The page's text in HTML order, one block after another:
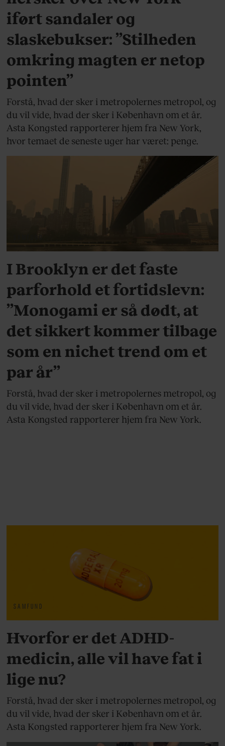
iført sandaler og
slaskebukser: ”Stilheden
omkring magten er netop
pointen”
Forstå, hvad der sker i metropolernes metropol, og
du vil vide, hvad der sker i København om et år.
Asta Kongsted rapporterer hjem fra New York,
hvor temaet de seneste uger har været: penge.
I Brooklyn er det faste
parforhold et fortidslevn:
”Monogami er så dødt, at
det sikkert kommer tilbage
som en nichet trend om et
par år”
Forstå, hvad der sker i metropolernes metropol, og
du vil vide, hvad der sker i København om et år.
Asta Kongsted rapporterer hjem fra New York.
SAMFUND
Hvorfor er det ADHD-
medicin, alle vil have fat i
lige nu?
Forstå, hvad der sker i metropolernes metropol, og
du vil vide, hvad der sker i København om et år.
Asta Kongsted rapporterer hjem fra New York.